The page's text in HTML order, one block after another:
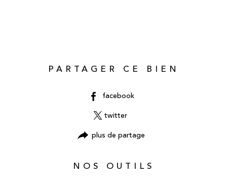
PARTAGER CE BIEN
facebook
twitter
plus de partage
NOS OUTILS